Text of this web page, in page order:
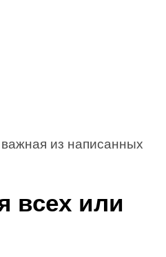
из написанных
всех или